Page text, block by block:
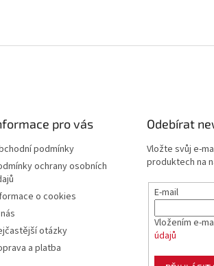
pro vás
podmínky
ochrany osobních
o cookies
otázky
a platba
Odebírat
Vložte svůj e-
produktech na
E-mail
Vložením e-
údajů